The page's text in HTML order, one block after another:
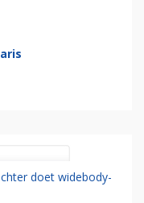
doet widebody-